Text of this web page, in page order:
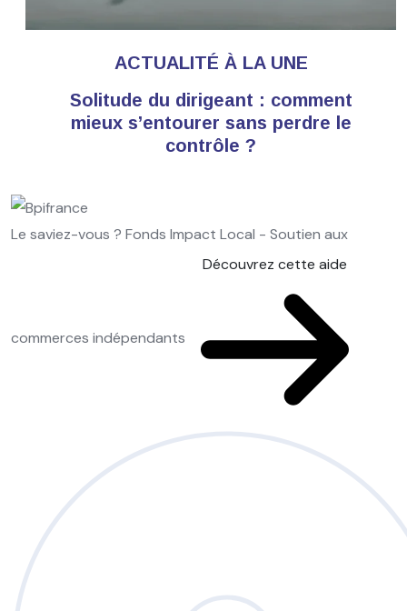
ACTUALITÉ À LA UNE
Solitude du dirigeant : comment
mieux s’entourer sans perdre le
contrôle ?
Le saviez-vous ? Fonds Impact Local - Soutien aux
commerces indépendants
Découvrez cette aide